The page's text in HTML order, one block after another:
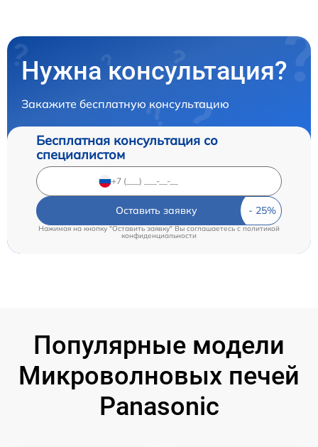
Нужна консультация?
Закажите бесплатную консультацию
Бесплатная консультация со
специалистом
Оставить заявку
Нажимая на кнопку "Оставить заявку" Вы соглашаетесь cполитикой
конфиденциальности
Популярные модели
Микроволновых печей
Panasonic